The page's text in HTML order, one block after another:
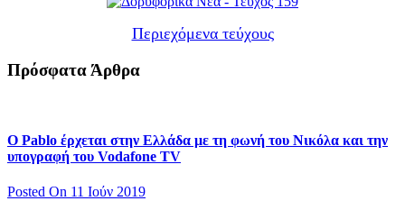
Περιεχόμενα τεύχους
Πρόσφατα Άρθρα
Ο Pablo έρχεται στην Ελλάδα με τη φωνή του Νικόλα και την
υπογραφή του Vodafone TV
Posted On 11 Ιούν 2019